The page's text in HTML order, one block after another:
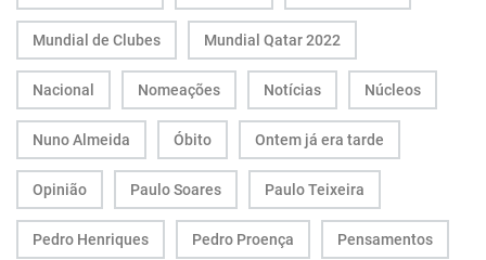
Mundial de Clubes Mundial Qatar 2022
Nacional Nomeações Notícias Núcleos
Nuno Almeida Óbito Ontem já era tarde
Opinião Paulo Soares Paulo Teixeira
Pedro Henriques Pedro Proença Pensamentos